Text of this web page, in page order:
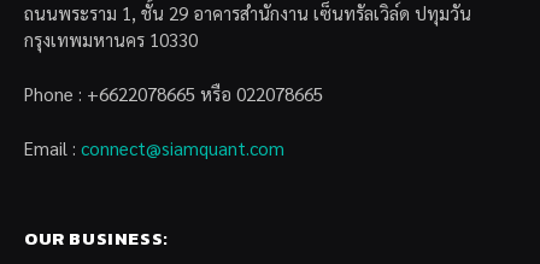
ถนนพระราม 1, ชั้น 29 อาคารสำนักงาน เซ็นทรัลเวิล์ด ปทุมวัน
กรุงเทพมหานคร 10330
Phone : +6622078665 หรือ 022078665
Email : connect@siamquant.com
OUR BUSINESS: